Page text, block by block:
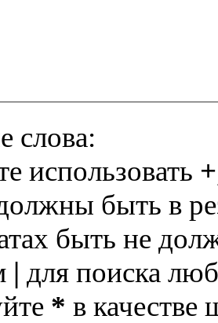
слова:
использовать +
быть в
быть не
| для поиска
* в качестве